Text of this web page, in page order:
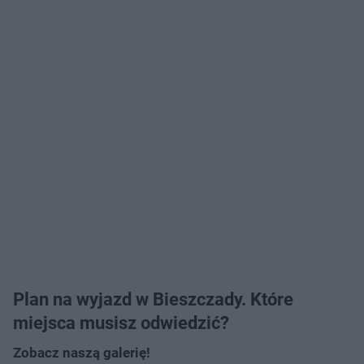
Plan na wyjazd w Bieszczady. Które
miejsca musisz odwiedzić?
Zobacz naszą galerię!